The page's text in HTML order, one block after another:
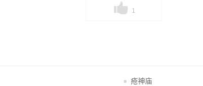
1
疮神庙